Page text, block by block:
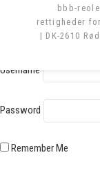
bbb-
rettigheder
| DK-2610
Log in
Username
Password
Remember Me